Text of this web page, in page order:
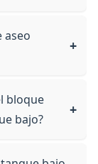
aseo
bloque
bajo?